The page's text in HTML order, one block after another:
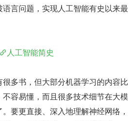
言问题，实现人工智能有史以来最
人工智能简史
多书，但大部分机器学习的内容比
容易懂，而且很多技术细节在大模
要更直接、深入地理解神经网络，